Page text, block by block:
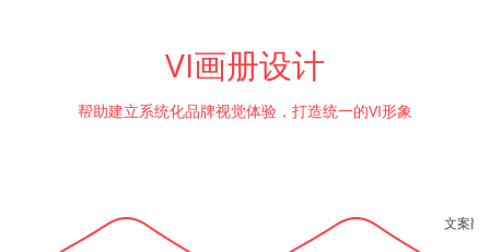
VI画册设计
帮助建立系统化品牌视觉体验，打造统一的VI形象
文案翻